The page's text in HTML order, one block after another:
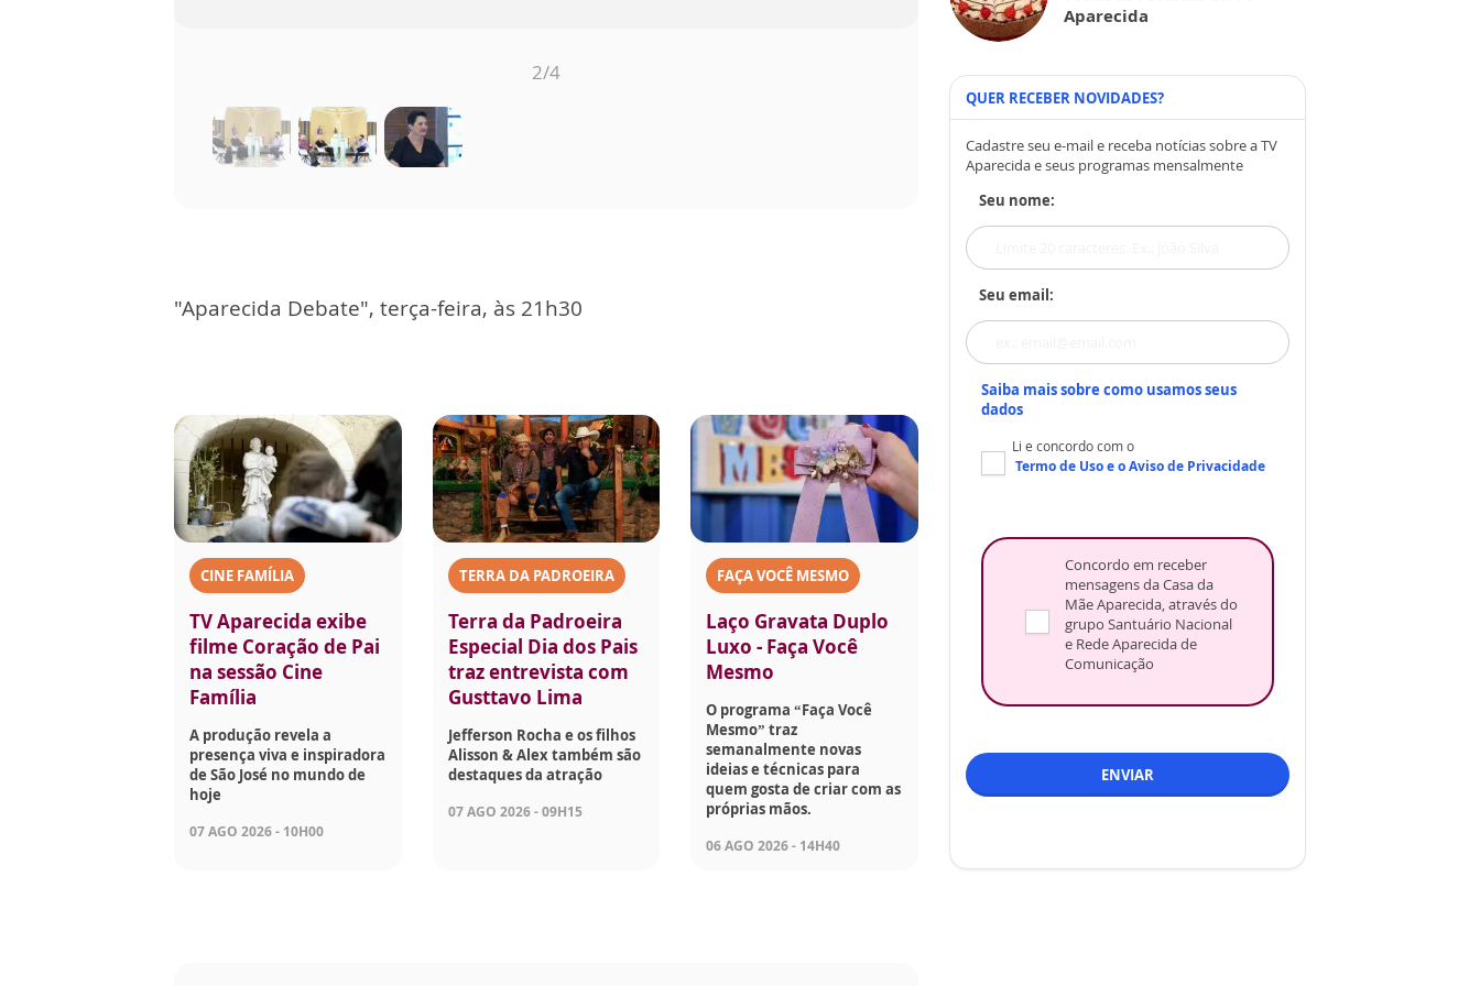
3/4
"Aparecida Debate", terça-feira, às 21h30
CINE FAMÍLIA
TV Aparecida exibe
filme Coração de Pai
na sessão Cine
Família
A produção revela a
presença viva e inspiradora
de São José no mundo de
hoje
07 AGO 2026 - 10H00
TERRA DA PADROEIRA
Terra da Padroeira
Especial Dia dos Pais
traz entrevista com
Gusttavo Lima
Jefferson Rocha e os filhos
Alisson & Alex também são
destaques da atração
07 AGO 2026 - 09H15
FAÇA VOCÊ MESMO
Laço Gravata Duplo
Luxo - Faça Você
Mesmo
O programa “Faça Você
Mesmo” traz
semanalmente novas
ideias e técnicas para
quem gosta de criar com as
próprias mãos.
06 AGO 2026 - 14H40
Aparecida
QUER RECEBER NOVIDADES?
Cadastre seu e-mail e receba notícias sobre a TV
Aparecida e seus programas mensalmente
Seu nome:
Seu email:
Saiba mais sobre como usamos seus
dados
Li e concordo com o
Termo de Usoe oAviso de Privacidade
Concordo em receber
mensagens da Casa da
Mãe Aparecida, através do
grupo Santuário Nacional
e Rede Aparecida de
Comunicação
ENVIAR